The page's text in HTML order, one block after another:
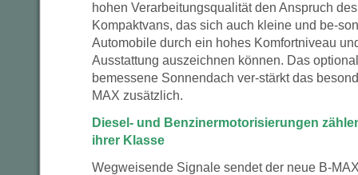
hohen Verarbeitungsqualität den Anspruch
Kompaktvans, das sich auch kleine und be-
Automobile durch ein hohes Komfortniveau
Ausstattung auszeichnen können. Das
bemessene Sonnendach ver-stärkt das
MAX zusätzlich.
Diesel- und Benzinermotorisierungen
ihrer Klasse
Wegweisende Signale sendet der neue B-